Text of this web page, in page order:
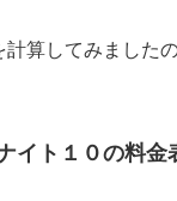
計算してみました
イト１０の料金